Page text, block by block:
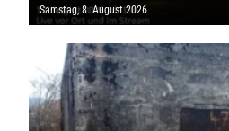
IHRE TORE
Samstag, 8. August 2026